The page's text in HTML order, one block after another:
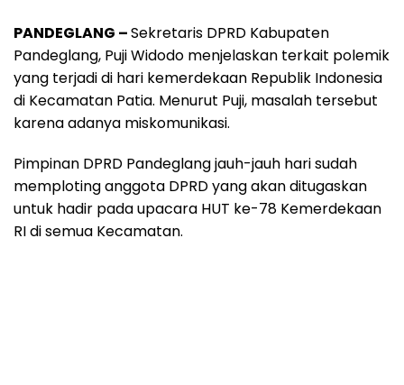
PANDEGLANG –Sekretaris DPRD Kabupaten
Pandeglang, Puji Widodo menjelaskan terkait polemik
yang terjadi di hari kemerdekaan Republik Indonesia
di Kecamatan Patia. Menurut Puji, masalah tersebut
karena adanya miskomunikasi.
Pimpinan DPRD Pandeglang jauh-jauh hari sudah
memploting anggota DPRD yang akan ditugaskan
untuk hadir pada upacara HUT ke-78 Kemerdekaan
RI di semua Kecamatan.